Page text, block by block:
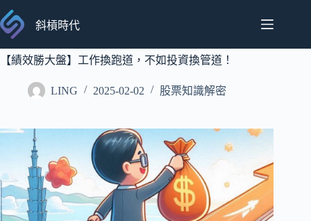
跳
至
要
斜槓時代
【績效勝大盤】工作換跑道，不如投資換管道！
LING 2025-02-02 股票知識解密